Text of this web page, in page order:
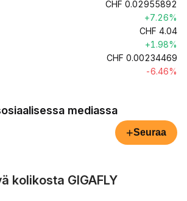
CHF 0.02955892
+7.26%
CHF 4.04
+1.98%
CHF 0.00234469
-6.46%
mediassa
+Seuraa
kolikosta GIGAFLY